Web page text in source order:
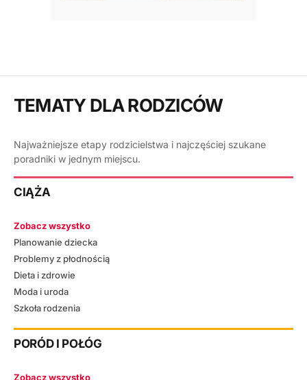
TEMATY DLA RODZICÓW
Najważniejsze etapy rodzicielstwa i najczęściej szukane
poradniki w jednym miejscu.
CIĄŻA
Zobacz wszystko
Planowanie dziecka
Problemy z płodnością
Dieta i zdrowie
Moda i uroda
Szkoła rodzenia
PORÓD I POŁÓG
Zobacz wszystko